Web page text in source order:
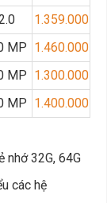
1.359.000
MP 1.460.000
MP 1.300.000
MP 1.400.000
32G, 64G
các hệ